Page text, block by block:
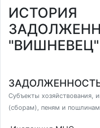
ИСТОРИЯ
"ВИШНЕВЕЦ"
Субъекты хозяйствования,
(сборам), пеням и пошлинам